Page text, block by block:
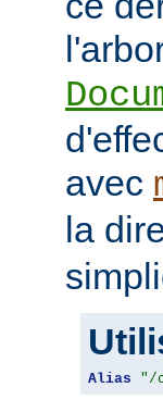
avec
la
Alias "/